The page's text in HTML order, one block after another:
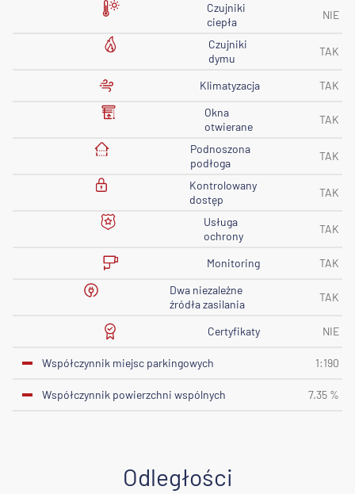
Czujniki
ciepła
NIE
Czujniki
dymu
TAK
Klimatyzacja
TAK
Okna
otwierane
TAK
Podnoszona
podłoga
TAK
Kontrolowany
dostęp
TAK
Usługa
ochrony
TAK
Monitoring
TAK
Dwa niezależne
źródła zasilania
TAK
Certyfikaty NIE
Współczynnik miejsc parkingowych 1:190
Współczynnik powierzchni wspólnych 7.35 %
Odległości